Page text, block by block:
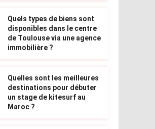
Quels types de biens sont
disponibles dans le centre
de Toulouse via une agence
immobilière ?
Quelles sont les meilleures
destinations pour débuter
un stage de kitesurf au
Maroc ?